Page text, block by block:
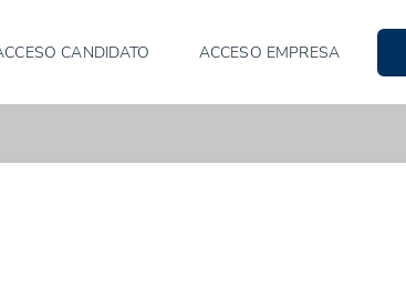
CANDIDATO ACCESO EMPRESA